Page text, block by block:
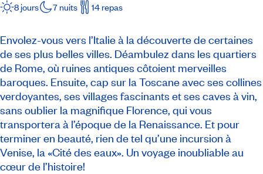
8 jours 7 nuits 14 repas
Envolez-vous vers l’Italie à la découverte de certaines
de ses plus belles villes. Déambulez dans les quartiers
de Rome, où ruines antiques côtoient merveilles
baroques. Ensuite, cap sur la Toscane avec ses collines
verdoyantes, ses villages fascinants et ses caves à vin,
sans oublier la magnifique Florence, qui vous
transportera à l’époque de la Renaissance. Et pour
terminer en beauté, rien de tel qu’une incursion à
Venise, la «Cité des eaux». Un voyage inoubliable au
cœur de l’histoire!